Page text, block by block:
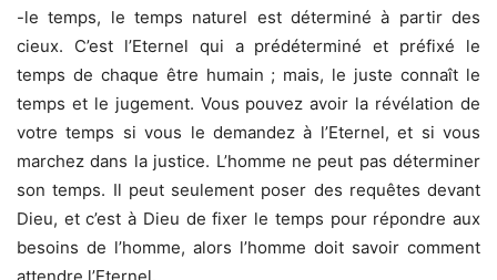
-le temps, le temps naturel est déterminé à partir des
cieux. C’est l’Eternel qui a prédéterminé et préfixé le
temps de chaque être humain ; mais, le juste connaît le
temps et le jugement. Vous pouvez avoir la révélation de
votre temps si vous le demandez à l’Eternel, et si vous
marchez dans la justice. L’homme ne peut pas déterminer
son temps. Il peut seulement poser des requêtes devant
Dieu, et c’est à Dieu de fixer le temps pour répondre aux
besoins de l’homme, alors l’homme doit savoir comment